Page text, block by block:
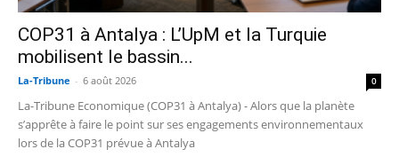
COP31 à Antalya : L’UpM et la Turquie
mobilisent le bassin...
La-Tribune - 6 août 2026 0
La-Tribune Economique (COP31 à Antalya) - Alors que la planète
s’apprête à faire le point sur ses engagements environnementaux
lors de la COP31 prévue à Antalya